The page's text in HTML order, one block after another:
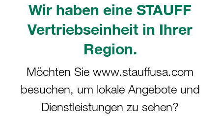
Wir haben eine STAUFF
Vertriebseinheit in Ihrer
Region.
Möchten Sie www.stauffusa.com
besuchen, um lokale Angebote und
Dienstleistungen zu sehen?
Bitte beachten Sie: Das Bild dient nur zur Veranschaulichung und kann vom